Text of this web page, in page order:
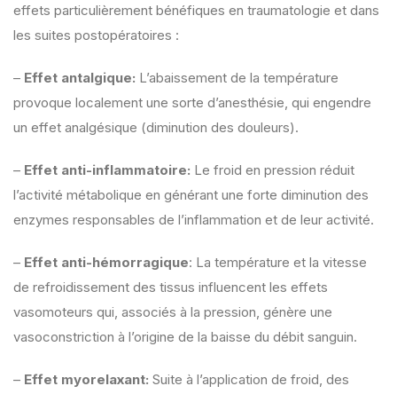
effets particulièrement bénéfiques en traumatologie et dans
les suites postopératoires :
– Effet antalgique: L’abaissement de la température
provoque localement une sorte d’anesthésie, qui engendre
un effet analgésique (diminution des douleurs).
– Effet anti-inflammatoire: Le froid en pression réduit
l’activité métabolique en générant une forte diminution des
enzymes responsables de l’inflammation et de leur activité.
– Effet anti-hémorragique: La température et la vitesse
de refroidissement des tissus influencent les effets
vasomoteurs qui, associés à la pression, génère une
vasoconstriction à l’origine de la baisse du débit sanguin.
– Effet myorelaxant: Suite à l’application de froid, des